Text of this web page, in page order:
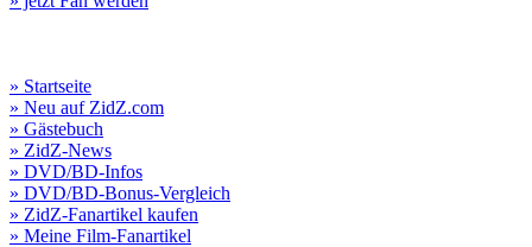
» Startseite
» Neu auf ZidZ.com
» Gästebuch
» ZidZ-News
» DVD/BD-Infos
» DVD/BD-Bonus-Vergleich
» ZidZ-Fanartikel kaufen
» Meine Film-Fanartikel